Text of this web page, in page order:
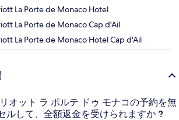
La Porte de Monaco Hotel
La Porte de Monaco Cap d'Ail
La Porte de Monaco Hotel Cap d'Ail
オット ラ ポルテ ドゥ モナコの予約を無
ルして、全額返金を受けられますか ?